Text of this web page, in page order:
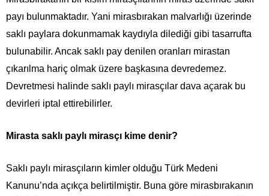
payı bulunmaktadır. Yani mirasbırakan malvarlığı üzerinde
saklı paylara dokunmamak kaydıyla dilediği gibi tasarrufta
bulunabilir. Ancak saklı pay denilen oranları mirastan
çıkarılma hariç olmak üzere başkasına devredemez.
Devretmesi halinde saklı paylı mirasçılar dava açarak bu
devirleri iptal ettirebilirler.
Mirasta saklı paylı mirasçı kime denir?
Saklı paylı mirasçıların kimler olduğu Türk Medeni
Kanunu’nda açıkça belirtilmiştir. Buna göre mirasbırakanın